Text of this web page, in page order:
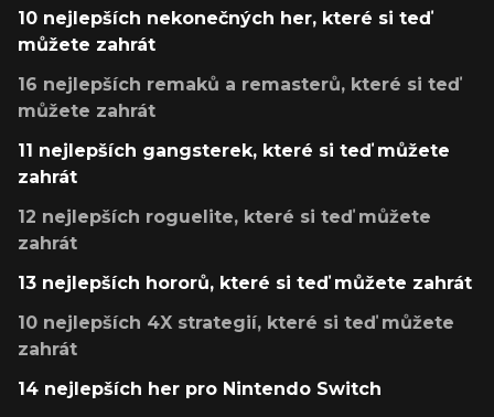
10 nejlepších nekonečných her, které si teď
můžete zahrát
16 nejlepších remaků a remasterů, které si teď
můžete zahrát
11 nejlepších gangsterek, které si teď můžete
zahrát
12 nejlepších roguelite, které si teď můžete
zahrát
13 nejlepších hororů, které si teď můžete zahrát
10 nejlepších 4X strategií, které si teď můžete
zahrát
14 nejlepších her pro Nintendo Switch